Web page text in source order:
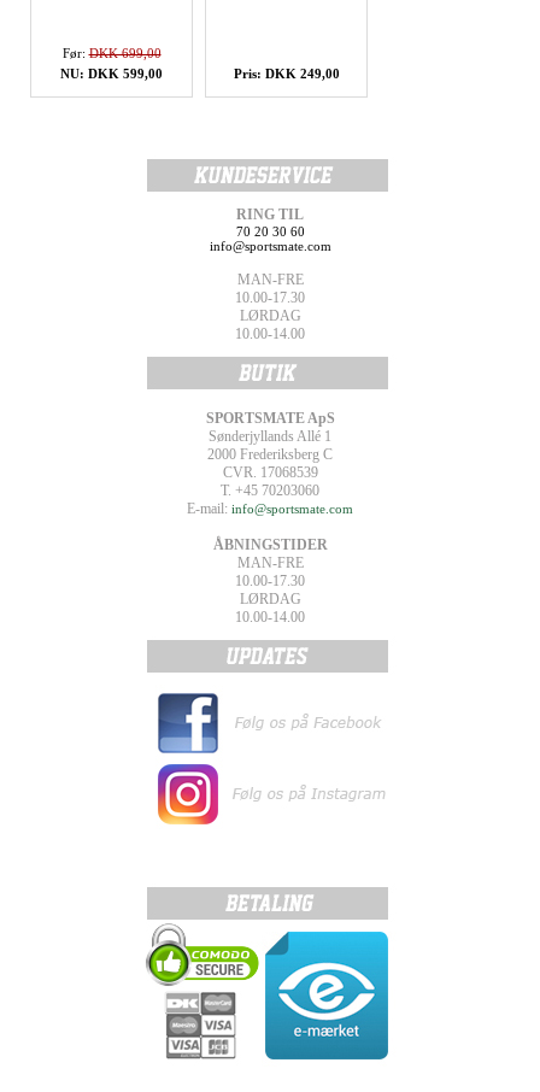
Før:DKK 699,00
NU: DKK 599,00
Pris: DKK 249,00
RING TIL
70 20 30 60
info@sportsmate.com
MAN-FRE
10.00-17.30
LØRDAG
10.00-14.00
SPORTSMATE ApS
Sønderjyllands Allé 1
2000 Frederiksberg C
CVR. 17068539
T. +45 70203060
E-mail: info@sportsmate.com
ÅBNINGSTIDER
MAN-FRE
10.00-17.30
LØRDAG
10.00-14.00